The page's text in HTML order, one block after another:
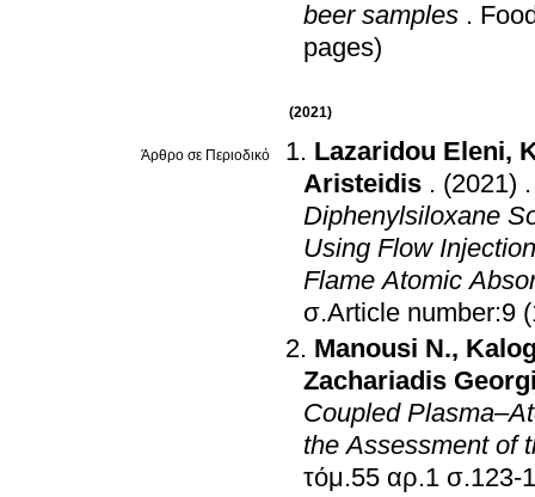
beer samples .
pages)
(2021)
Άρθρο σε Περιοδικό Lazaridou Eleni,
Aristeidis . (2021)
Diphenylsiloxane
Using Flow
Flame Atomic
σ.Article number:9
Manousi N.,
Zachariadis
Coupled
the Assessment of
τόμ.55 αρ.1